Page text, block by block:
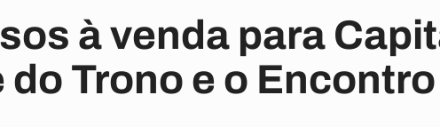
à venda para
do Trono e o